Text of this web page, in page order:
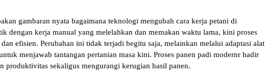
gambaran nyata bagaimana teknologi mengubah cara kerja petani di
dengan kerja manual yang melelahkan dan memakan waktu lama, kini proses
efisien. Perubahan ini tidak terjadi begitu saja, melainkan melalui adaptasi alat
menjawab tantangan pertanian masa kini. Proses panen padi modernr hadir
produktivitas sekaligus mengurangi kerugian hasil panen.